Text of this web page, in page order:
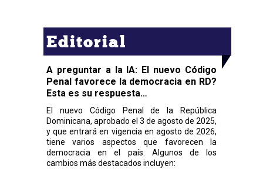
Editorial
A preguntar a la IA: El nuevo Código
Penal favorece la democracia en RD?
Esta es su respuesta…
El nuevo Código Penal de la República
Dominicana, aprobado el 3 de agosto de 2025,
y que entrará en vigencia en agosto de 2026,
tiene varios aspectos que favorecen la
democracia en el país. Algunos de los
cambios más destacados incluyen: